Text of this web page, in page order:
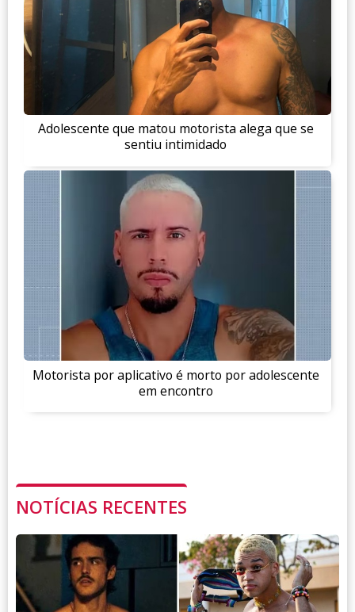
Adolescente que matou motorista alega que se
sentiu intimidado
Motorista por aplicativo é morto por adolescente
em encontro
NOTÍCIAS RECENTES